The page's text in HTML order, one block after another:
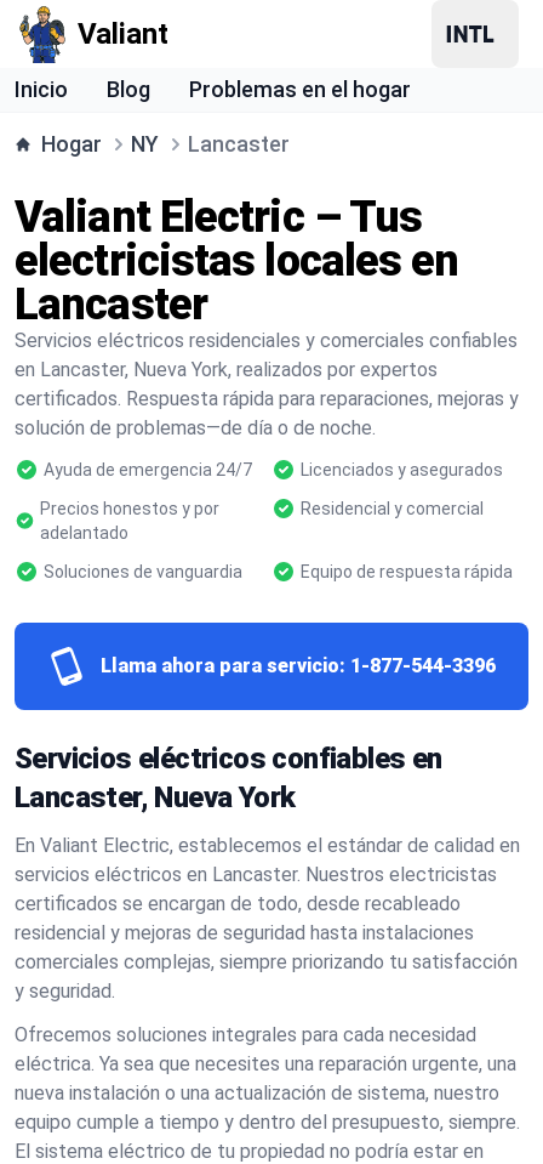
Valiant
Inicio Blog Problemas en el hogar
Hogar NY Lancaster
Valiant Electric – Tus
electricistas locales en
Lancaster
Servicios eléctricos residenciales y comerciales confiables
en Lancaster, Nueva York, realizados por expertos
certificados. Respuesta rápida para reparaciones, mejoras y
solución de problemas—de día o de noche.
Ayuda de emergencia 24/7
Licenciados y asegurados
Precios honestos y por
adelantado
Residencial y comercial
Soluciones de vanguardia Equipo de respuesta rápida
Llama ahora para servicio: 1-877-544-3396
Servicios eléctricos confiables en
Lancaster, Nueva York
En Valiant Electric, establecemos el estándar de calidad en
servicios eléctricos en Lancaster. Nuestros electricistas
certificados se encargan de todo, desde recableado
residencial y mejoras de seguridad hasta instalaciones
comerciales complejas, siempre priorizando tu satisfacción
y seguridad.
Ofrecemos soluciones integrales para cada necesidad
eléctrica. Ya sea que necesites una reparación urgente, una
nueva instalación o una actualización de sistema, nuestro
equipo cumple a tiempo y dentro del presupuesto, siempre.
El sistema eléctrico de tu propiedad no podría estar en